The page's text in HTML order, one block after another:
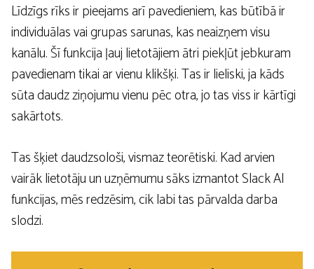
Līdzīgs rīks ir pieejams arī pavedieniem, kas būtībā ir
individuālas vai grupas sarunas, kas neaizņem visu
kanālu. Šī funkcija ļauj lietotājiem ātri piekļūt jebkuram
pavedienam tikai ar vienu klikšķi. Tas ir lieliski, ja kāds
sūta daudz ziņojumu vienu pēc otra, jo tas viss ir kārtīgi
sakārtots.
Tas šķiet daudzsološi, vismaz teorētiski. Kad arvien
vairāk lietotāju un uzņēmumu sāks izmantot Slack AI
funkcijas, mēs redzēsim, cik labi tas pārvalda darba
slodzi.